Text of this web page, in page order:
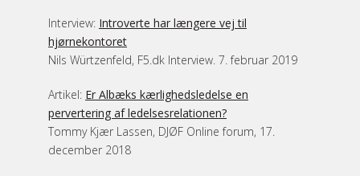
Interview: Introverte har længere vej til
hjørnekontoret
Nils Würtzenfeld, F5.dk Interview. 7. februar 2019
Artikel: Er Albæks kærlighedsledelse en
pervertering af ledelsesrelationen?
Tommy Kjær Lassen, DJØF Online forum, 17.
december 2018